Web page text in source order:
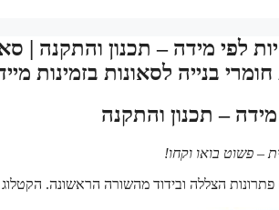
לפי מידה – תכנון והתקנה |
בנייה לסאונות בזמינות
– תכנון והתקנה
– פשוט בואו וקחו!
הצללה ובידוד מהשורה הראשונה.